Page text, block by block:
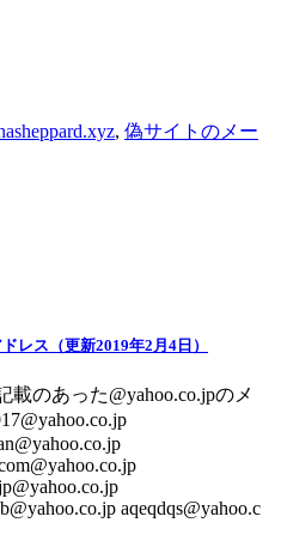
, 偽サイトのメー
レス（更新2019年2月4日）
載のあった@yahoo.co.jpのメ
aqeqdqs@yahoo.c